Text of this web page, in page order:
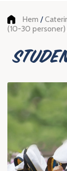
Hem /
(10-30 personer)